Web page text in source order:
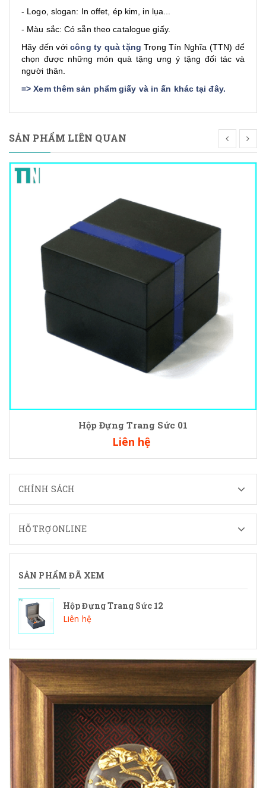
- Logo, slogan: In offet, ép kim, in lụa...
- Màu sắc: Có sẵn theo catalogue giấy.
Hãy đến vớicông ty quà tặng Trọng Tín Nghĩa (TTN) để
chọn được những món quà tặng ưng ý tặng đối tác và
người thân.
=>Xem thêm sản phẩm giấy và in ấn khác tại đây.
SẢN PHẨM LIÊN QUAN
Hộp Đựng Trang Sức 01
Liên hệ
CHÍNH SÁCH
HỖ TRỢ ONLINE
SẢN PHẨM ĐÃ XEM
Hộp Đựng Trang Sức 12
Liên hệ